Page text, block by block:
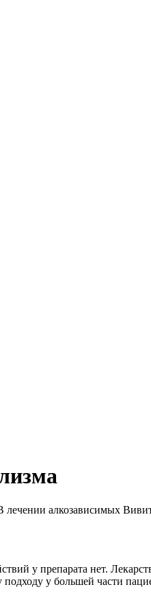
алкозависимых
у препарата нет.
у большей части